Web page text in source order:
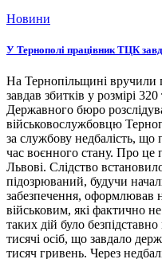
Новини
У Тернополі працівник ТЦК
На Тернопільщині вручили
завдав збитків у розмірі
Державного бюро
військовослужбовцю
за службову недбалість, що
час воєнного стану. Про це
Львові. Слідство
підозрюваний, будучи
забезпечення, оформлював
військовим, які фактично
таких дій було
тисячі осіб, що завдало
тисяч гривень. Через